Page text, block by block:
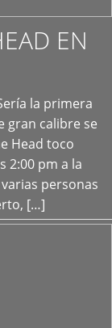
EN
la primera
gran calibre se
Head toco
2:00 pm a la
personas
[…]